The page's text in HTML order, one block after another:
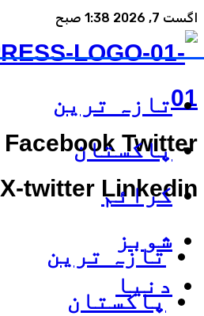
اگست 7, 2026 1:38 صبح
Facebook Twitter
X-twitter Linkedin
تازہ ترین
پاکستان
تازہ ترین
پاکستان
کرائم
شوبز
دنیا